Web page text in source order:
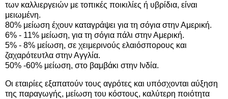
των καλλιεργειών με τοπικές ποικιλίες ή υβρίδια, είναι
μειωμένη.
80% μείωση έχουν καταγράψει για τη σόγια στην Αμερική.
6% - 11% μείωση, για τη σόγια πάλι στην Αμερική.
5% - 8% μείωση, σε χειμερινούς ελαιόσπορους και
ζαχαρότευτλα στην Αγγλία.
50% -60% μείωση, στο βαμβάκι στην Ινδία.
Οι εταιρίες εξαπατούν τους αγρότες και υπόσχονται αύξηση
της παραγωγής, μείωση του κόστους, καλύτερη ποιότητα